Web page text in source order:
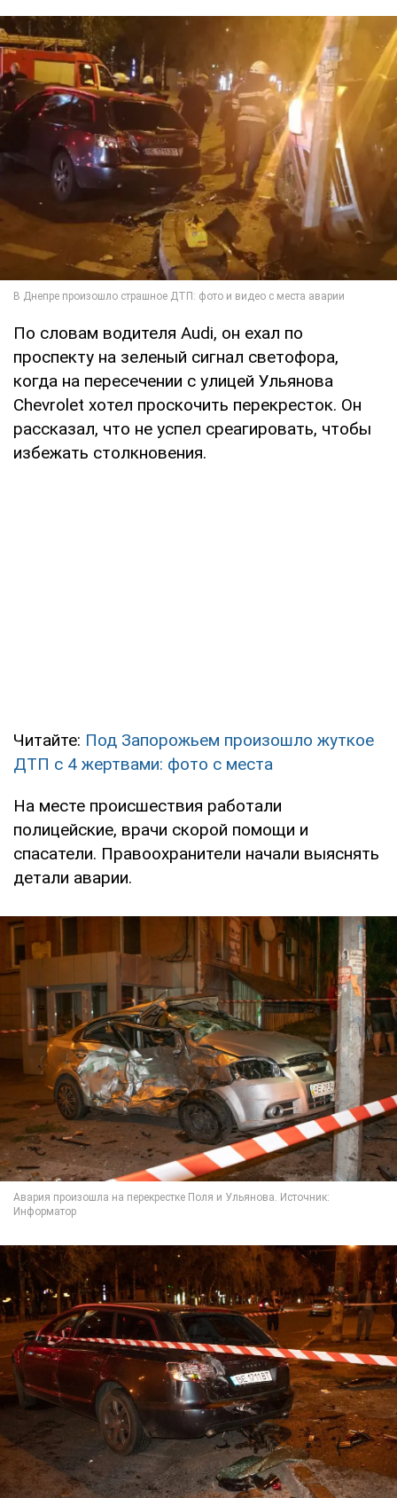
По словам водителя Audi, он ехал по
проспекту на зеленый сигнал светофора,
когда на пересечении с улицей Ульянова
Chevrolet хотел проскочить перекресток. Он
рассказал, что не успел среагировать, чтобы
избежать столкновения.
Читайте: Под Запорожьем произошло жуткое
ДТП с 4 жертвами: фото с места
На месте происшествия работали
полицейские, врачи скорой помощи и
спасатели. Правоохранители начали выяснять
детали аварии.